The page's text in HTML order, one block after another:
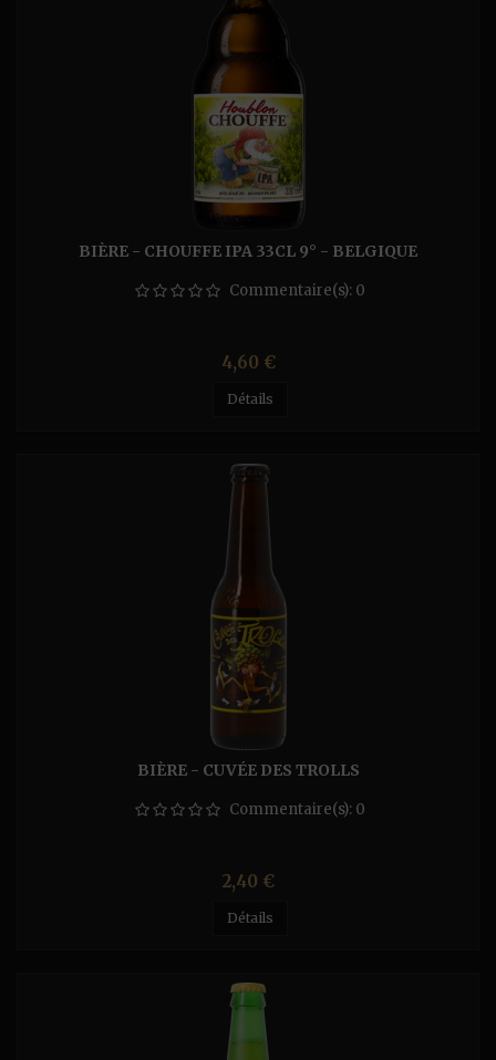
BIÈRE - CHOUFFE IPA 33CL 9° - BELGIQUE
Commentaire(s): 0
Prix
4,60 €
Détails
BIÈRE - CUVÉE DES TROLLS
Commentaire(s): 0
Prix
2,40 €
Détails